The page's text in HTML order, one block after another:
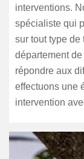
interventions.
spécialiste qui
sur tout type de
département
répondre aux
effectuons une
intervention